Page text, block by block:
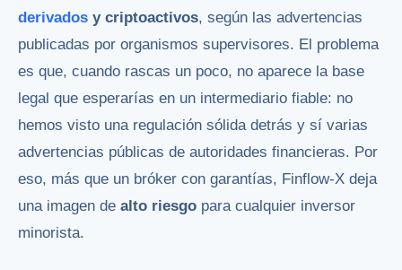
derivados y criptoactivos, según las advertencias
publicadas por organismos supervisores. El problema
es que, cuando rascas un poco, no aparece la base
legal que esperarías en un intermediario fiable: no
hemos visto una regulación sólida detrás y sí varias
advertencias públicas de autoridades financieras. Por
eso, más que un bróker con garantías, Finflow-X deja
una imagen de alto riesgo para cualquier inversor
minorista.